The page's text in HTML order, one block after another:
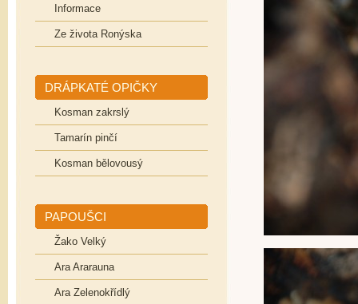
Informace
Ze života Ronýska
DRÁPKATÉ OPIČKY
Kosman zakrslý
Tamarín pinčí
Kosman bělovousý
PAPOUŠCI
Žako Velký
Ara Ararauna
Ara Zelenokřídlý